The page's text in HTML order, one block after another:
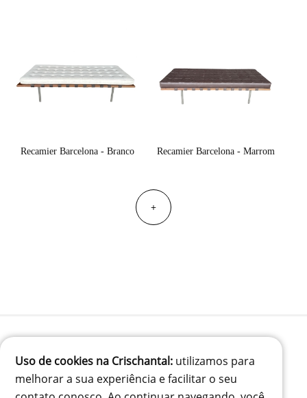
Recamier Barcelona - Branco Recamier Barcelona - Marrom
+
(41) 99834-3707
contato@crischantal.com.br
Uso de cookies na Crischantal: utilizamos para
melhorar a sua experiência e facilitar o seu